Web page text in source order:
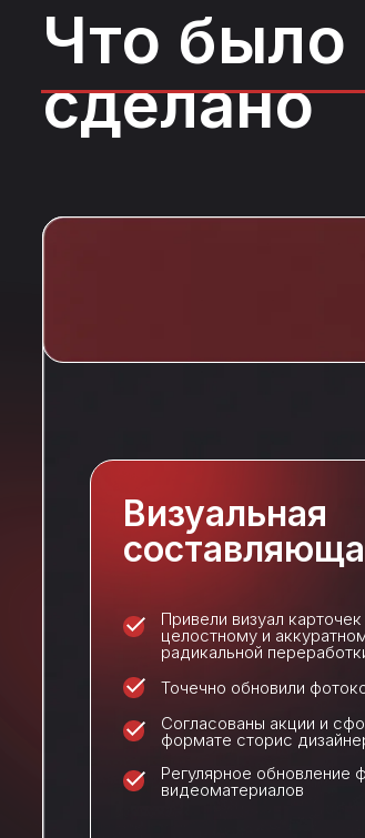
Что было
сделано
Точечно обновили
Привели визуал
целостному и
радикальной
Согласованы акции и
формате сторис
Регулярное обновление
видеоматериалов
Визуальная